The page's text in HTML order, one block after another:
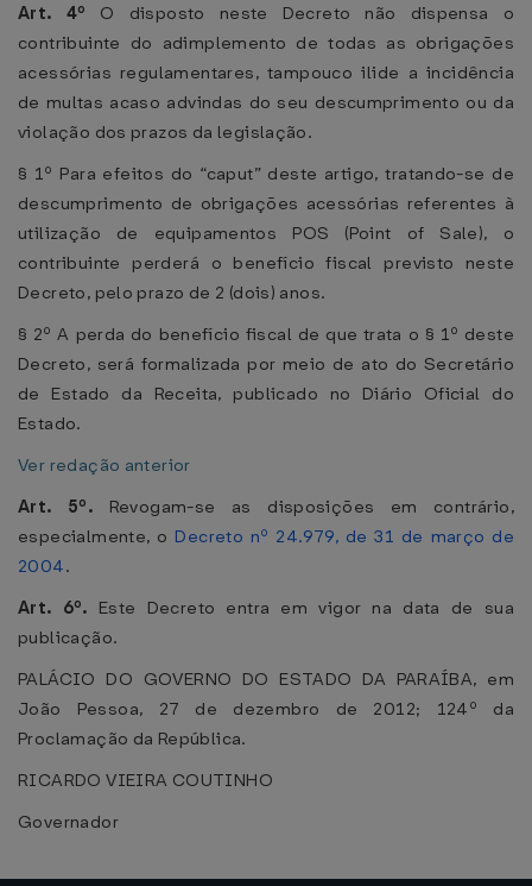
Art. 4º O disposto neste Decreto não dispensa o
contribuinte do adimplemento de todas as obrigações
acessórias regulamentares, tampouco ilide a incidência
de multas acaso advindas do seu descumprimento ou da
violação dos prazos da legislação.
§ 1º Para efeitos do “caput” deste artigo, tratando-se de
descumprimento de obrigações acessórias referentes à
utilização de equipamentos POS (Point of Sale), o
contribuinte perderá o benefício fiscal previsto neste
Decreto, pelo prazo de 2 (dois) anos.
§ 2º A perda do benefício fiscal de que trata o § 1º deste
Decreto, será formalizada por meio de ato do Secretário
de Estado da Receita, publicado no Diário Oficial do
Estado.
Ver redação anterior
Art. 5º. Revogam-se as disposições em contrário,
especialmente, o Decreto nº 24.979, de 31 de março de
2004.
Art. 6º. Este Decreto entra em vigor na data de sua
publicação.
PALÁCIO DO GOVERNO DO ESTADO DA PARAÍBA, em
João Pessoa, 27 de dezembro de 2012; 124º da
Proclamação da República.
RICARDO VIEIRA COUTINHO
Governador